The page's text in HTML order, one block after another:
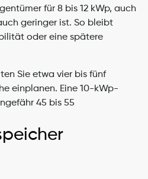
für 8 bis 12 kWp, auch
geringer ist. So bleibt
oder eine spätere
Sie etwa vier bis fünf
einplanen. Eine 10-kWp-
45 bis 55